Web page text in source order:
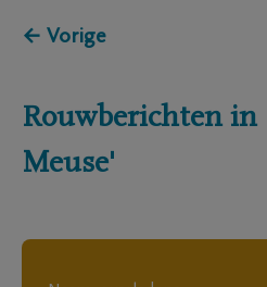
← Vorige
Rouwberichten in
Meuse'